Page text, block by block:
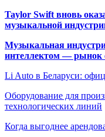
Taylor Swift вновь
музыкальной
Музыкальная
интеллектом — рынок
Li Auto в Беларуси:
Оборудование для
технологических линий
Когда выгоднее